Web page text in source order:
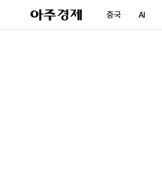
아
주
제
중국 AI